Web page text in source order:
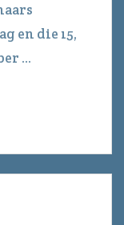
en die 15,
...